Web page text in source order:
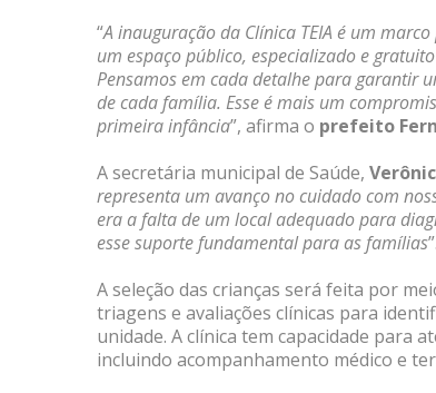
“A inauguração da Clínica TEIA é um
um espaço público, especializado e
Pensamos em cada detalhe para garantir
de cada família. Esse é mais um
primeira infância”, afirma o prefeito
A secretária municipal de Saúde,
representa um avanço no cuidado com
era a falta de um local adequado para
esse suporte fundamental para as famílias”.
A seleção das crianças será feita por
triagens e avaliações clínicas para
unidade. A clínica tem capacidade para
incluindo acompanhamento médico e